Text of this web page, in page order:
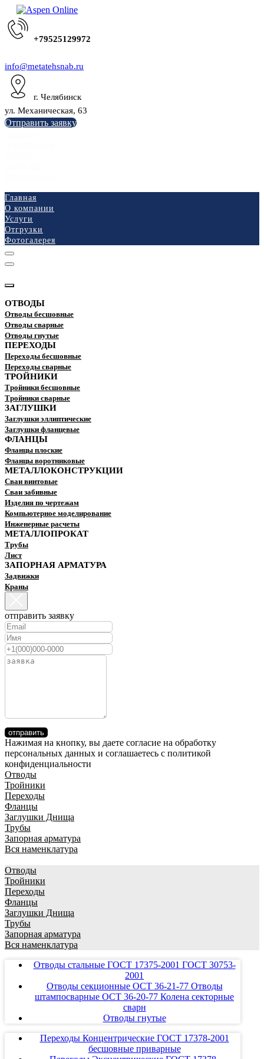
+79525129972
info@metatehsnab.ru
г. Челябинск
ул. Механическая, 63
Отправить заявку
Главная
О компании
Услуги
Отгрузки
Фотогалерея
ОТВОДЫ
Отводы бесшовные
Отводы сварные
Отводы гнутые
ПЕРЕХОДЫ
Переходы бесшовные
Переходы сварные
ТРОЙНИКИ
Тройники бесшовные
Тройники сварные
ЗАГЛУШКИ
Заглушки эллиптические
Заглушки фланцевые
ФЛАНЦЫ
Фланцы плоские
Фланцы воротниковые
МЕТАЛЛОКОНСТРУКЦИИ
Сваи винтовые
Сваи забивные
Изделия по чертежам
Компьютерное моделирование
Инженерные расчеты
МЕТАЛЛОПРОКАТ
Трубы
Лист
ЗАПОРНАЯ АРМАТУРА
Задвижки
Краны
отправить заявку
отправить
Нажимая на кнопку, вы даете согласие на обработку
персональных данных и соглашаетесь c политикой
конфиденциальности
Отводы
Тройники
Переходы
Фланцы
Заглушки Днища
Трубы
Запорная арматура
Вся наменклатура
Отводы
Тройники
Переходы
Фланцы
Заглушки Днища
Трубы
Запорная арматура
Вся наменклатура
Отводы стальные ГОСТ 17375-2001 ГОСТ 30753-
2001
Отводы секционные ОСТ 36-21-77 Отводы
штампосварные ОСТ 36-20-77 Колена секторные
сварн
Отводы гнутые
Переходы Концентрические ГОСТ 17378-2001
бесшовные приварные